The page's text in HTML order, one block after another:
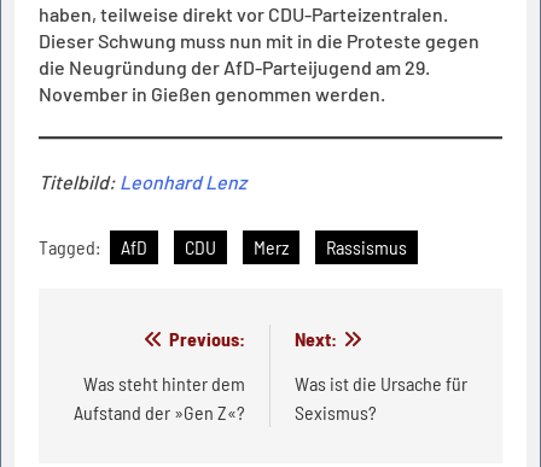
haben, teilweise direkt vor CDU-Parteizentralen.
Dieser Schwung muss nun mit in die Proteste gegen
die Neugründung der AfD-Parteijugend am 29.
November in Gießen genommen werden.
Titelbild: Leonhard Lenz
Tagged: AfD CDU Merz Rassismus
Beitragsnavigation
Previous:
Was steht hinter dem
Aufstand der »Gen Z«?
Next:
Was ist die Ursache für
Sexismus?